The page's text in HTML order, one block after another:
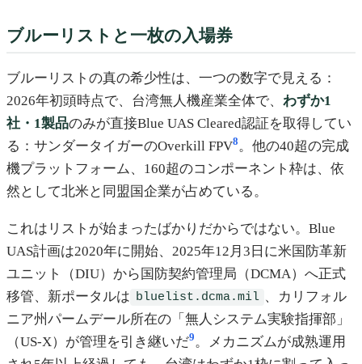
ブルーリストと一枚の入場券
ブルーリストの真の希少性は、一つの数字で見える：
2026年初頭時点で、台湾無人機産業全体で、 わずか1
社・1製品のみが直接Blue UAS Cleared認証を取得してい
る：サンダータイガーのOverkill FPV8。他の40超の完成
機プラットフォーム、160超のコンポーネント枠は、依
然として北米と同盟国企業が占めている。
これはリストが始まったばかりだからではない。Blue
UAS計画は2020年に開始、2025年12月3日に米国防革新
ユニット（DIU）から国防契約管理局（DCMA）へ正式
移管、新ポータルは bluelist.dcma.mil 、カリフォル
ニア州パームデール所在の「無人システム実験指揮部」
（US-X）が管理を引き継いだ9 。メカニズムが成熟運用